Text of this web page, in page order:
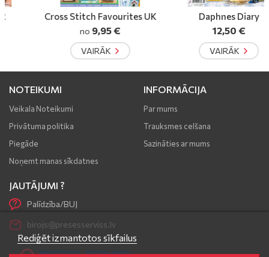
Cross Stitch Favourites UK
9,95 €
VAIRĀK
Daphnes Diary
12,50 €
VAIRĀK
NOTEIKUMI
Veikala Noteikumi
Privātuma politika
Piegāde
Noņemt manas sīkdatnes
INFORMĀCIJA
Par mums
Trauksmes celšana
Sazināties ar mums
Rediģēt izmantotos sīkfailus
JAUTĀJUMI ?
Palīdzība/BUJ
birojs@presesserviss.lv